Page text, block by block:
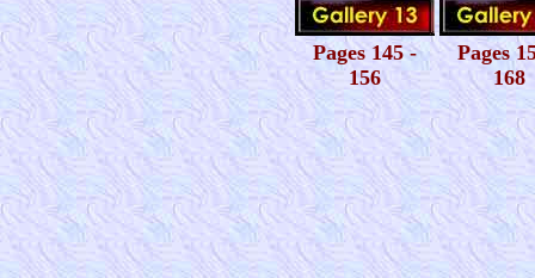
Pages 145 -
156
Pages
168